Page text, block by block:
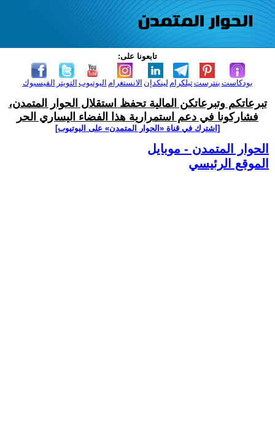
تابعونا على:
الفيسبوك التويتر اليوتيوب الانستغرام لينكدإن تيلكرامبنترست بودكاست
تبرعاتكم وتبرعاتكن المالية تحفظ استقلال الحوار المتمدن،
فشاركونا في دعم استمرارية هذا الفضاء اليساري الحر
[اشترك في قناة ‫«الحوار المتمدن» على اليوتيوب]
الحوار المتمدن - موبايل
الموقع الرئيسي